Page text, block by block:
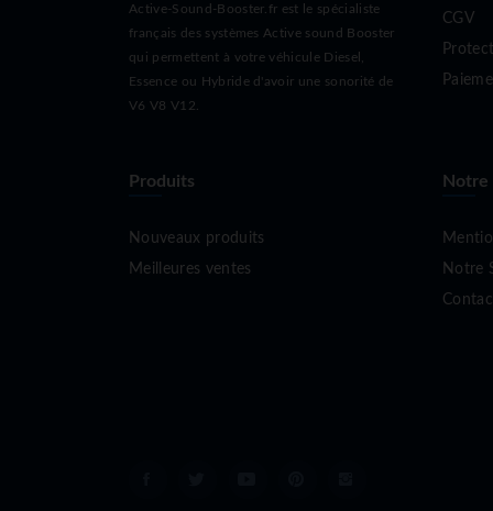
Active-Sound-Booster.fr est le spécialiste
français des systèmes Active sound Booster
qui permettent à votre véhicule Diesel,
Essence ou Hybride d'avoir une sonorité de
V6 V8 V12.
CGV
Produits
Nouveaux produits
Meilleures ventes
Notre
Notre